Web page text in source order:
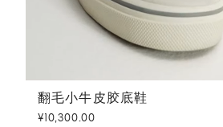
翻毛小牛皮胶底鞋 白色
翻毛小牛皮胶底鞋
¥10,300.00